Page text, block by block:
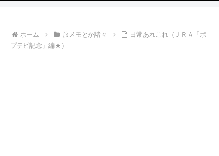
ホーム 旅メモとか諸々
日常あれこれ（ＪＲＡ「ポ
プテピ記念」編★）